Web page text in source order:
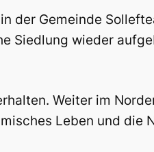
der Gemeinde
Siedlung wieder
Weiter im
Leben und die